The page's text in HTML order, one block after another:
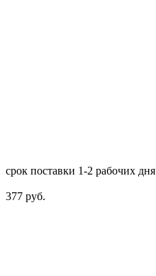
срок поставки 1-2 рабочих дня
377 руб.